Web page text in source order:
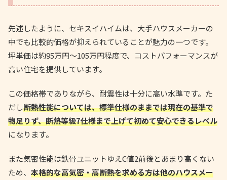
先述したように、セキスイハイムは、大手ハウスメーカーの
中でも比較的価格が抑えられていることが魅力の一つです。
坪単価は約95万円〜105万円程度で、コストパフォーマンスが
高い住宅を提供しています。
この価格帯でありながら、耐震性は十分に高い水準です。た
だし断熱性能については、標準仕様のままでは現在の基準で
物足りず、断熱等級7仕様まで上げて初めて安心できるレベル
になります。
また気密性能は鉄骨ユニットゆえC値2前後とあまり高くない
ため、 本格的な高気密・高断熱を求める方は他のハウスメー